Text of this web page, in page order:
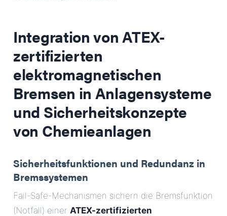
Integration vonATEX-
zertifizierten
elektromagnetischen
Bremsen in Anlagensysteme
und Sicherheitskonzepte
von Chemieanlagen
Sicherheitsfunktionen und Redundanz in
Bremssystemen
Fail-Safe-Mechanismen sichern die Bremsfunktion
(Notfall) einer ATEX-zertifizierten